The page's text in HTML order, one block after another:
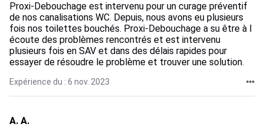
Proxi-Debouchage est intervenu pour un curage préventif
de nos canalisations WC. Depuis, nous avons eu plusieurs
fois nos toilettes bouchés. Proxi-Debouchage a su être à l
écoute des problèmes rencontrés et est intervenu
plusieurs fois en SAV et dans des délais rapides pour
essayer de résoudre le problème et trouver une solution.
Expérience du : 6 nov. 2023
A. A.